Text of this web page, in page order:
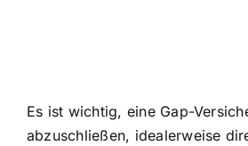
Es ist wichtig, eine Gap-
abzuschließen, idealerweise